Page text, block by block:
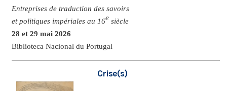
Entreprises de traduction des savoirs
et politiques impériales au 16e siècle
28 et 29 mai 2026
Biblioteca Nacional du Portugal
Crise(s)